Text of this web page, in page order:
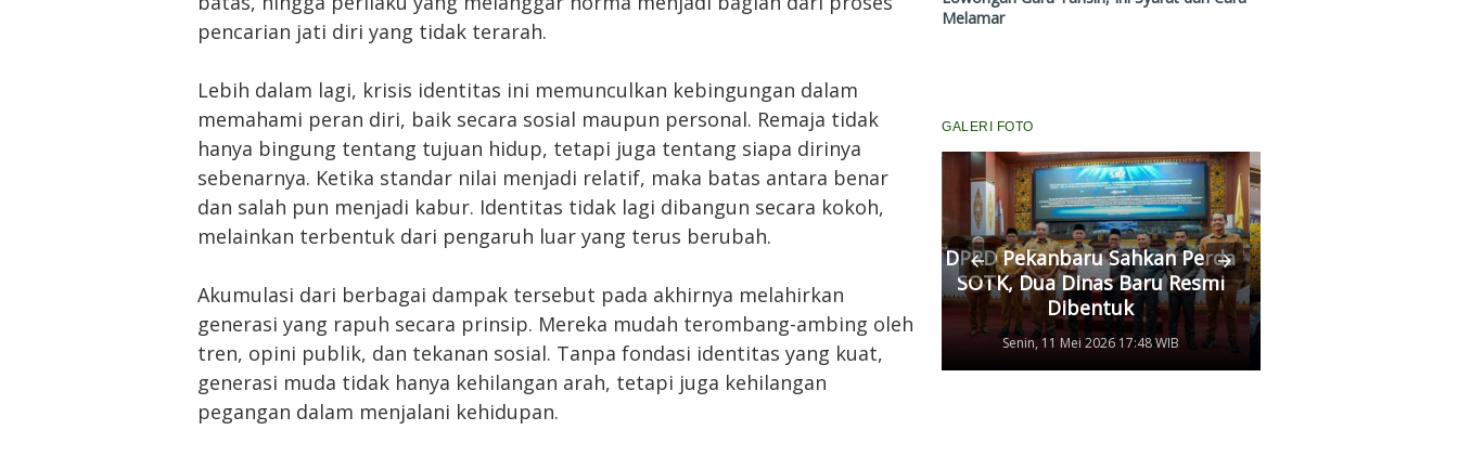
pencarian jati diri yang tidak terarah.
Lebih dalam lagi, krisis identitas ini memunculkan kebingungan dalam
memahami peran diri, baik secara sosial maupun personal. Remaja tidak
hanya bingung tentang tujuan hidup, tetapi juga tentang siapa dirinya
sebenarnya. Ketika standar nilai menjadi relatif, maka batas antara benar
dan salah pun menjadi kabur. Identitas tidak lagi dibangun secara kokoh,
melainkan terbentuk dari pengaruh luar yang terus berubah.
Akumulasi dari berbagai dampak tersebut pada akhirnya melahirkan
generasi yang rapuh secara prinsip. Mereka mudah terombang-ambing oleh
tren, opini publik, dan tekanan sosial. Tanpa fondasi identitas yang kuat,
generasi muda tidak hanya kehilangan arah, tetapi juga kehilangan
pegangan dalam menjalani kehidupan.
Melamar
GALERI FOTO
Komisi III DPRD Pekanbaru
Fasilitasi Mediasi Dugaan
Kedua Pihak Mulai Sepakat
Damai
Senin, 11 Mei 2026 17:53 WIB
DPRD Pekanbaru Sahkan Perda
SOTK, Dua Dinas Baru Resmi
Dibentuk
Senin, 11 Mei 2026 17:48 WIB